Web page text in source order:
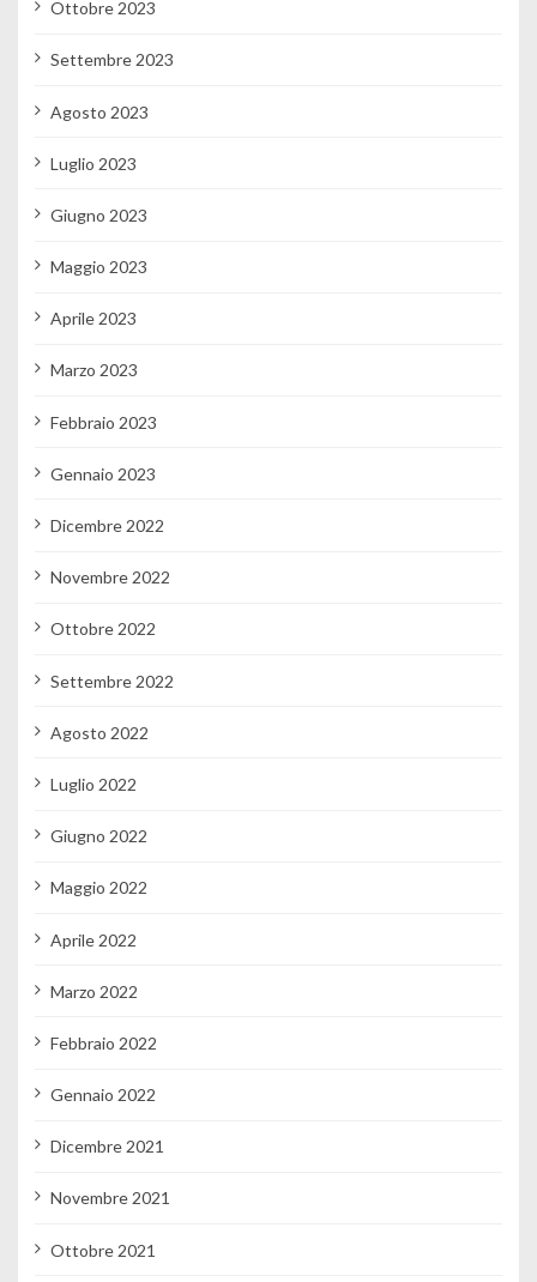
Ottobre 2023
Settembre 2023
Agosto 2023
Luglio 2023
Giugno 2023
Maggio 2023
Aprile 2023
Marzo 2023
Febbraio 2023
Gennaio 2023
Dicembre 2022
Novembre 2022
Ottobre 2022
Settembre 2022
Agosto 2022
Luglio 2022
Giugno 2022
Maggio 2022
Aprile 2022
Marzo 2022
Febbraio 2022
Gennaio 2022
Dicembre 2021
Novembre 2021
Ottobre 2021